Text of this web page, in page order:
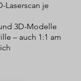
Laserscan je
3D-Modelle
– auch 1:1 am